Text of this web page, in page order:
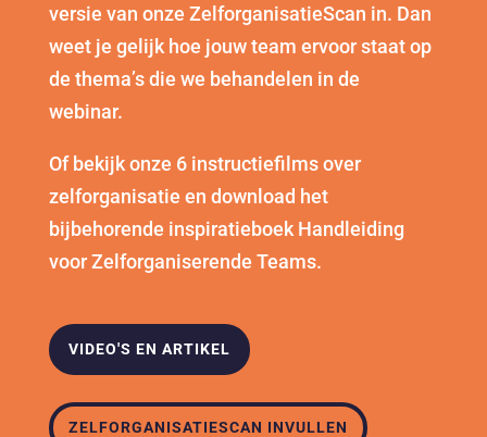
versie van onze ZelforganisatieScan in. Dan
weet je gelijk hoe jouw team ervoor staat op
de thema’s die we behandelen in de
webinar.
Of bekijk onze 6 instructiefilms over
zelforganisatie en download het
bijbehorende inspiratieboek Handleiding
voor Zelforganiserende Teams.
VIDEO'S EN ARTIKEL
ZELFORGANISATIESCAN INVULLEN